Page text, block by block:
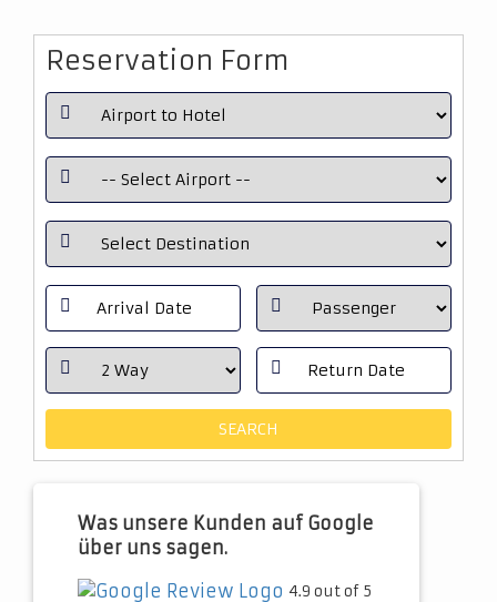
Reservation Form
Was unsere Kunden auf Google
über uns sagen.
4.9 out of 5